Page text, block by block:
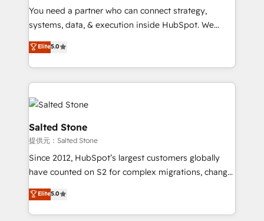
measurable impact.
You need a partner who can connect strategy,
systems, data, & execution inside HubSpot. We
bridge the gap where most agencies fall short by
combining GTM strategy with technical execution to
solve the right problem with the right solution. As the
only firm in the world to hold Elite Partner
Accreditations with both HubSpot and Clay, our
clients gain a unique advantage in CRM architecture,
pipeline generation, data intelligence, and go-to-
market execution. Why B2B Businesses Choose RP: -
Secure: Soc2 compliant 🛡️ - Pricing: Implementations
starting at $1,5k 💵 - Speed: Launch in 14 days ⚡ -
Scale: Fastest tiering Elite HubSpot Partner 🪴 -
Elite5.0
Salted Stone
提供元：Salted Stone
Since 2012, HubSpot’s largest customers globally
have counted on S2 for complex migrations, change
management, systems integration, and creative
solutions that deliver measurable impact and
transform brand experiences As one of the few full-
Elite5.0